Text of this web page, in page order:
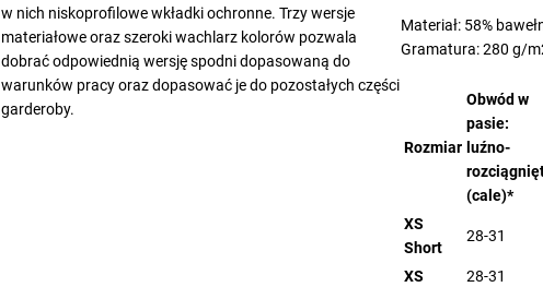
w nich niskoprofilowe wkładki ochronne. Trzy wersje
materiałowe oraz szeroki wachlarz kolorów pozwala
dobrać odpowiednią wersję spodni dopasowaną do
warunków pracy oraz dopasować je do pozostałych części
garderoby.
Materiał: 58%
Gramatura: 280 g/
Rozmiar
Obwód w
pasie:
luźno-
(cale)*
XS
Short
28-31
XS 28-31